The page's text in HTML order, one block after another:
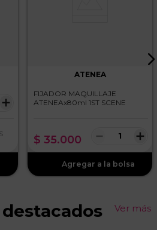
＋
ATENEA
FIJADOR MAQUILLAJE
ATENEAx80ml 1ST SCENE
$ 35.000 ＋
－
Ver más